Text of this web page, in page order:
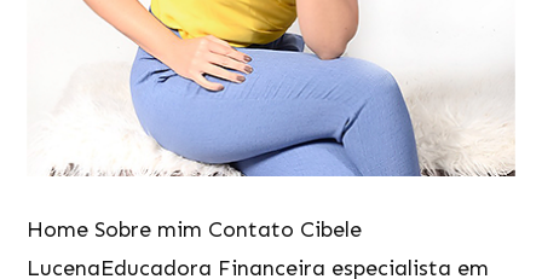
Home Sobre mim Contato Cibele
LucenaEducadora Financeira especialista em